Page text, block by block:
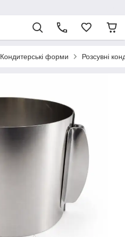
Кондитерські форми Розсувні